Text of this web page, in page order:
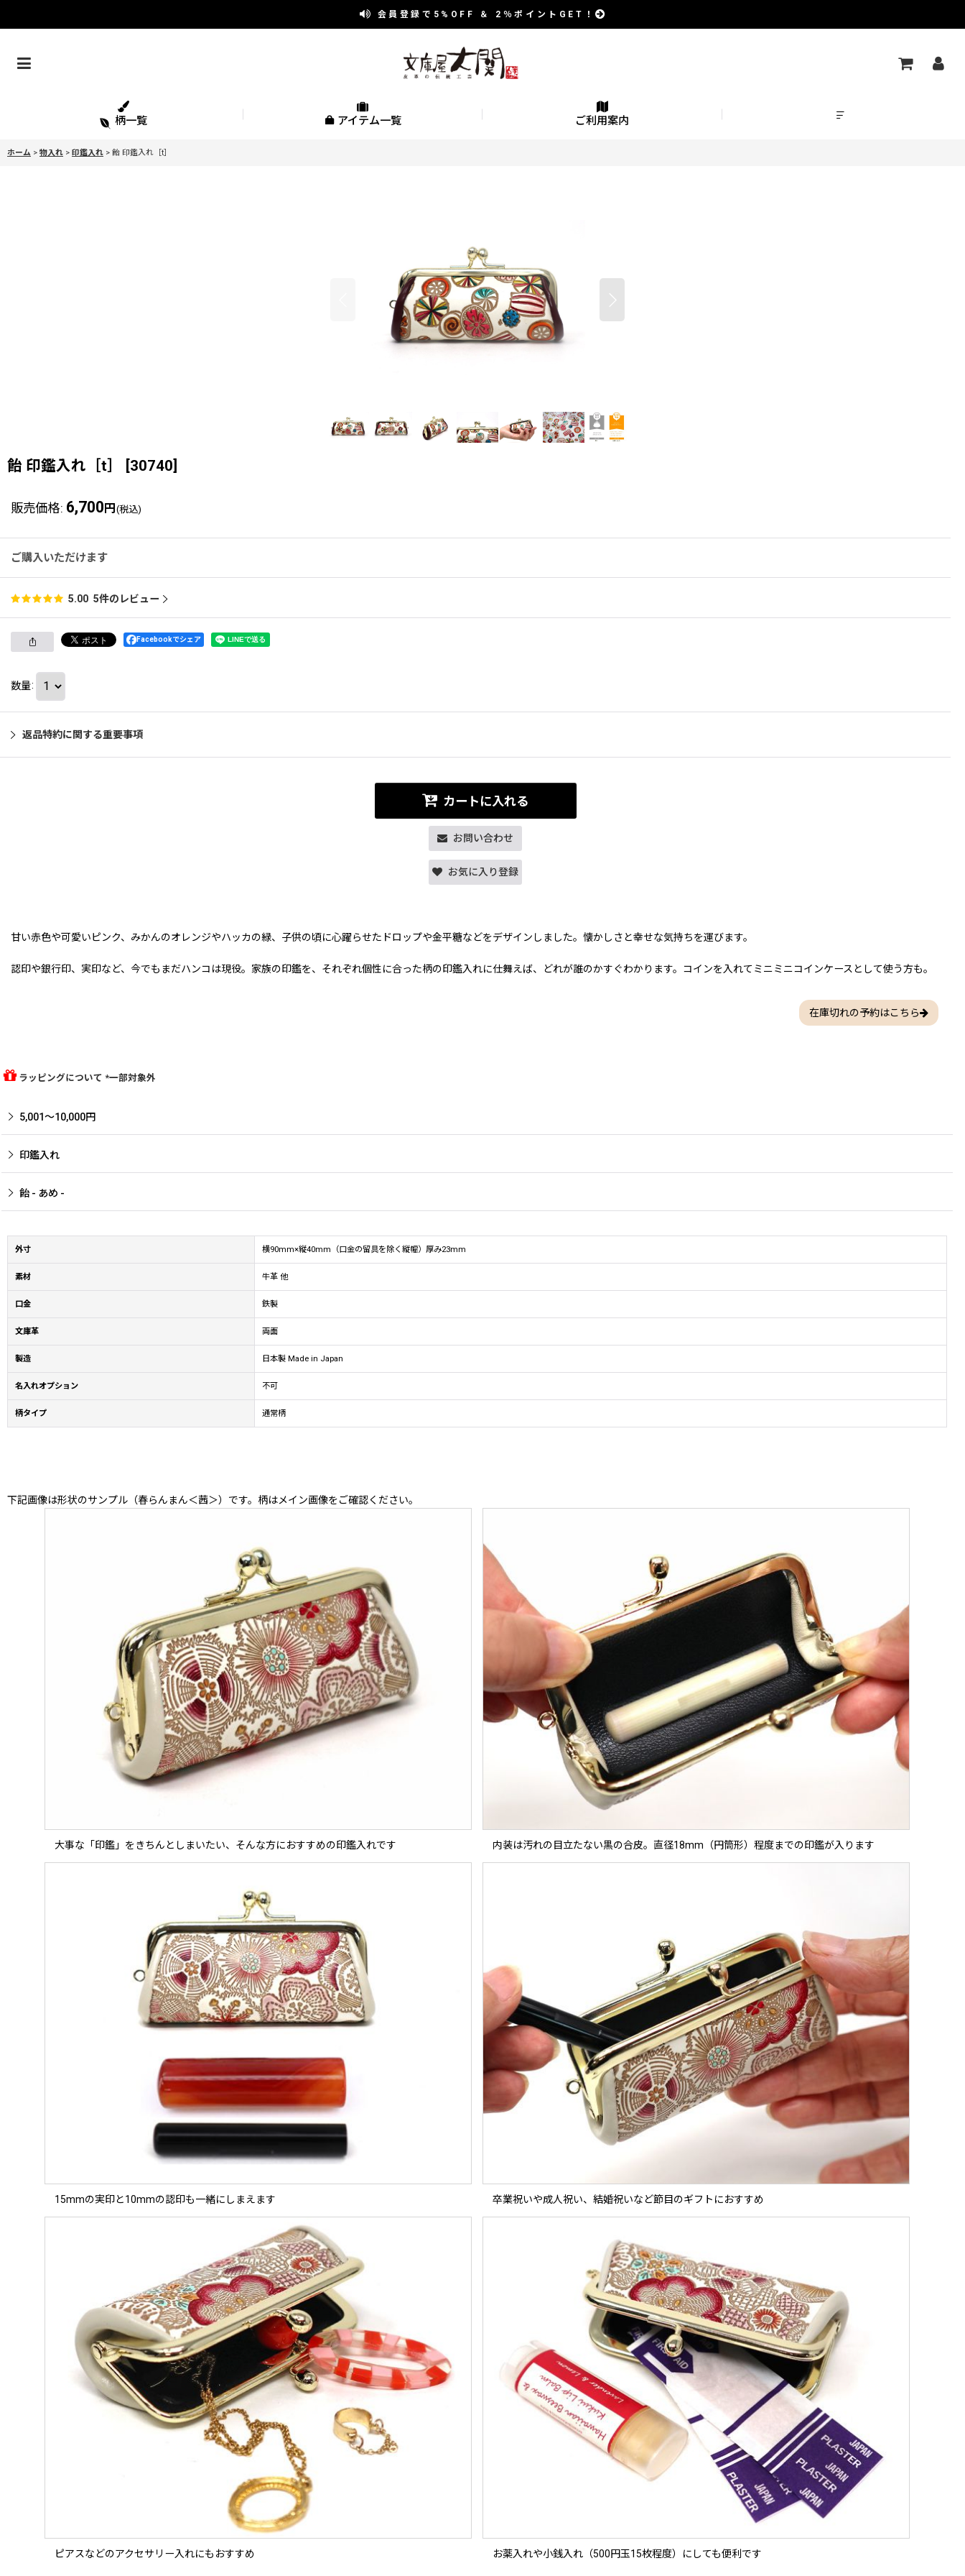
会員登録で 5%OFF ＆ 2％ポイントGET！
柄一覧 アイテム一覧 ご利用案内
ホーム > 物入れ > 印鑑入れ > 飴 印鑑入れ［t］
飴 印鑑入れ［t］ 30740
販売価格: 6,700 円 (税込)
ご購入いただけます
5.00 5件のレビュー
Facebookでシェア
数量:
返品特約に関する重要事項
カートに入れる
お問い合わせ
お気に入り登録
甘い赤色や可愛いピンク、みかんのオレンジやハッカの緑、子供の頃に心躍らせたドロップや金平糖などをデザインしました。懐かしさと幸せな気持ちを運びます。
認印や銀行印、実印など、今でもまだハンコは現役。家族の印鑑を、それぞれ個性に合った柄の印鑑入れに仕舞えば、どれが誰のかすぐわかります。コインを入れてミニミニコインケースとして使う方も。
在庫切れの予約はこちら
ラッピングについて *一部対象外
5,001〜10,000円
印鑑入れ
飴 - あめ -
外寸 横90mm×縦40mm（口金の留具を除く縦幅）厚み23mm
素材 牛革 他
口金 鉄製
文庫革 両面
製造 日本製 Made in Japan
名入れオプション 不可
柄タイプ 通常柄
下記画像は形状のサンプル（春らんまん＜茜＞）です。柄はメイン画像をご確認ください。
大事な「印鑑」をきちんとしまいたい、そんな方におすすめの印鑑入れです 内装は汚れの目立たない黒の合皮。直径18mm（円筒形）程度までの印鑑が入ります
15mmの実印と10mmの認印も一緒にしまえます 卒業祝いや成人祝い、結婚祝いなど節目のギフトにおすすめ
ピアスなどのアクセサリー入れにもおすすめ お薬入れや小銭入れ（500円玉15枚程度）にしても便利です